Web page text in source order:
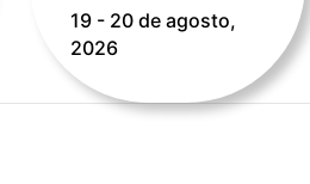
19 - 20 de agosto,
2026